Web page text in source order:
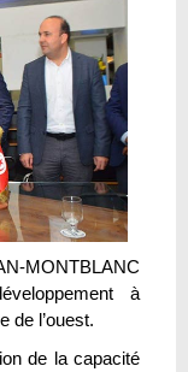
à
de l’ouest.
de la capacité